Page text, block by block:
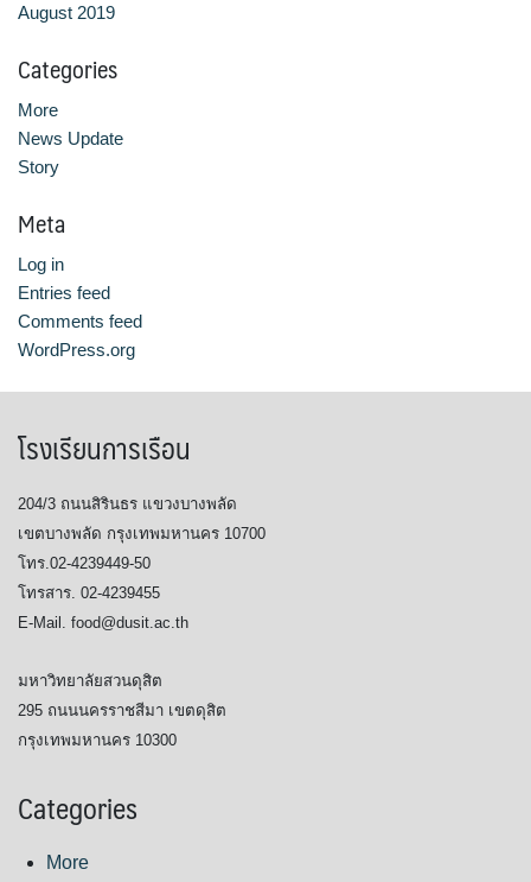
August 2019
Categories
More
News Update
Story
Meta
Log in
Entries feed
Comments feed
WordPress.org
โรงเรียนการเรือน
204/3 ถนนสิรินธร แขวงบางพลัด
เขตบางพลัด กรุงเทพมหานคร 10700
โทร.02-4239449-50
โทรสาร. 02-4239455
E-Mail. food@dusit.ac.th
มหาวิทยาลัยสวนดุสิต
295 ถนนนครราชสีมา เขตดุสิต
กรุงเทพมหานคร 10300
Categories
More